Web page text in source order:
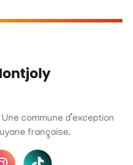
commune d’exception
française.